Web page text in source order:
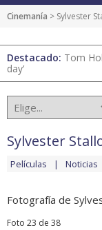
Cinemanía > Sylvester
Destacado: Tom
day'
Sylvester
Películas Noticias
Fotografía de
Foto 23 de 38